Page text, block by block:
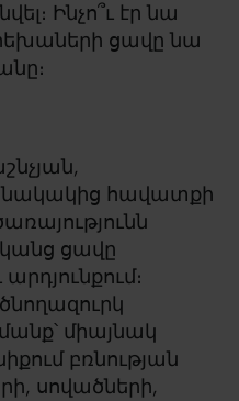
Ինչո՞ւ էր նա
ցավը նա
հավատքի
ցավը
միայնակ
բռնության
սովածների,